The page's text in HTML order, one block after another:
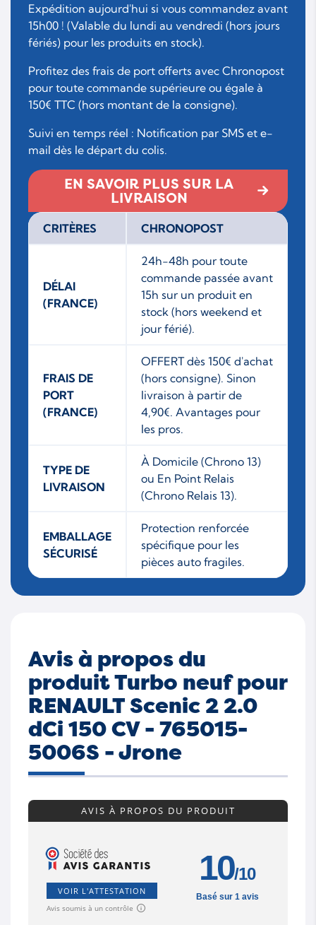
Expédition aujourd'hui si vous commandez avant
15h00 ! (Valable du lundi au vendredi (hors jours
fériés) pour les produits en stock).
Profitez des frais de port offerts avec Chronopost
pour toute commande supérieure ou égale à
150€ TTC (hors montant de la consigne).
Suivi en temps réel : Notification par SMS et e-
mail dès le départ du colis.
EN SAVOIR PLUS SUR LA
LIVRAISON
CRITÈRES CHRONOPOST
DÉLAI
(FRANCE)
24h-48h pour toute
commande passée avant
15h sur un produit en
stock (hors weekend et
jour férié).
FRAIS DE
PORT
(FRANCE)
OFFERT dès 150€ d'achat
(hors consigne). Sinon
livraison à partir de
4,90€. Avantages pour
les pros.
TYPE DE
LIVRAISON
À Domicile (Chrono 13)
ou En Point Relais
(Chrono Relais 13).
EMBALLAGE
SÉCURISÉ
Protection renforcée
spécifique pour les
pièces auto fragiles.
Avis à propos du
produit Turbo neuf pour
RENAULT Scenic 2 2.0
dCi 150 CV - 765015-
5006S - Jrone
AVIS À PROPOS DU PRODUIT
VOIR L'ATTESTATION
Avis soumis à un contrôle
10/10
Basé sur 1 avis